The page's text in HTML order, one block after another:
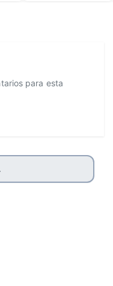
para esta